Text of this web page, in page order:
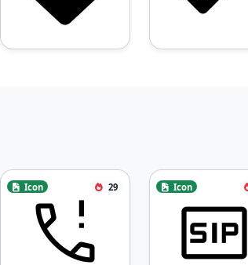
Icon 29 Icon